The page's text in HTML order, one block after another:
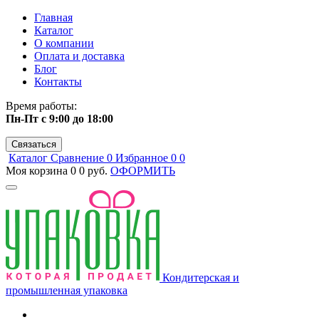
Главная
Каталог
О компании
Оплата и доставка
Блог
Контакты
Время работы:
Пн-Пт с 9:00 до 18:00
Связаться
Каталог Сравнение 0 Избранное 0 0
Моя корзина 0 0 руб. ОФОРМИТЬ
Кондитерская и
промышленная упаковка